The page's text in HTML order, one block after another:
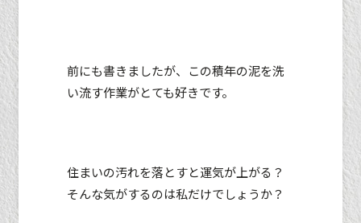
前にも書きましたが、この積年の泥を洗
い流す作業がとても好きです。
住まいの汚れを落とすと運気が上がる？
そんな気がするのは私だけでしょうか？